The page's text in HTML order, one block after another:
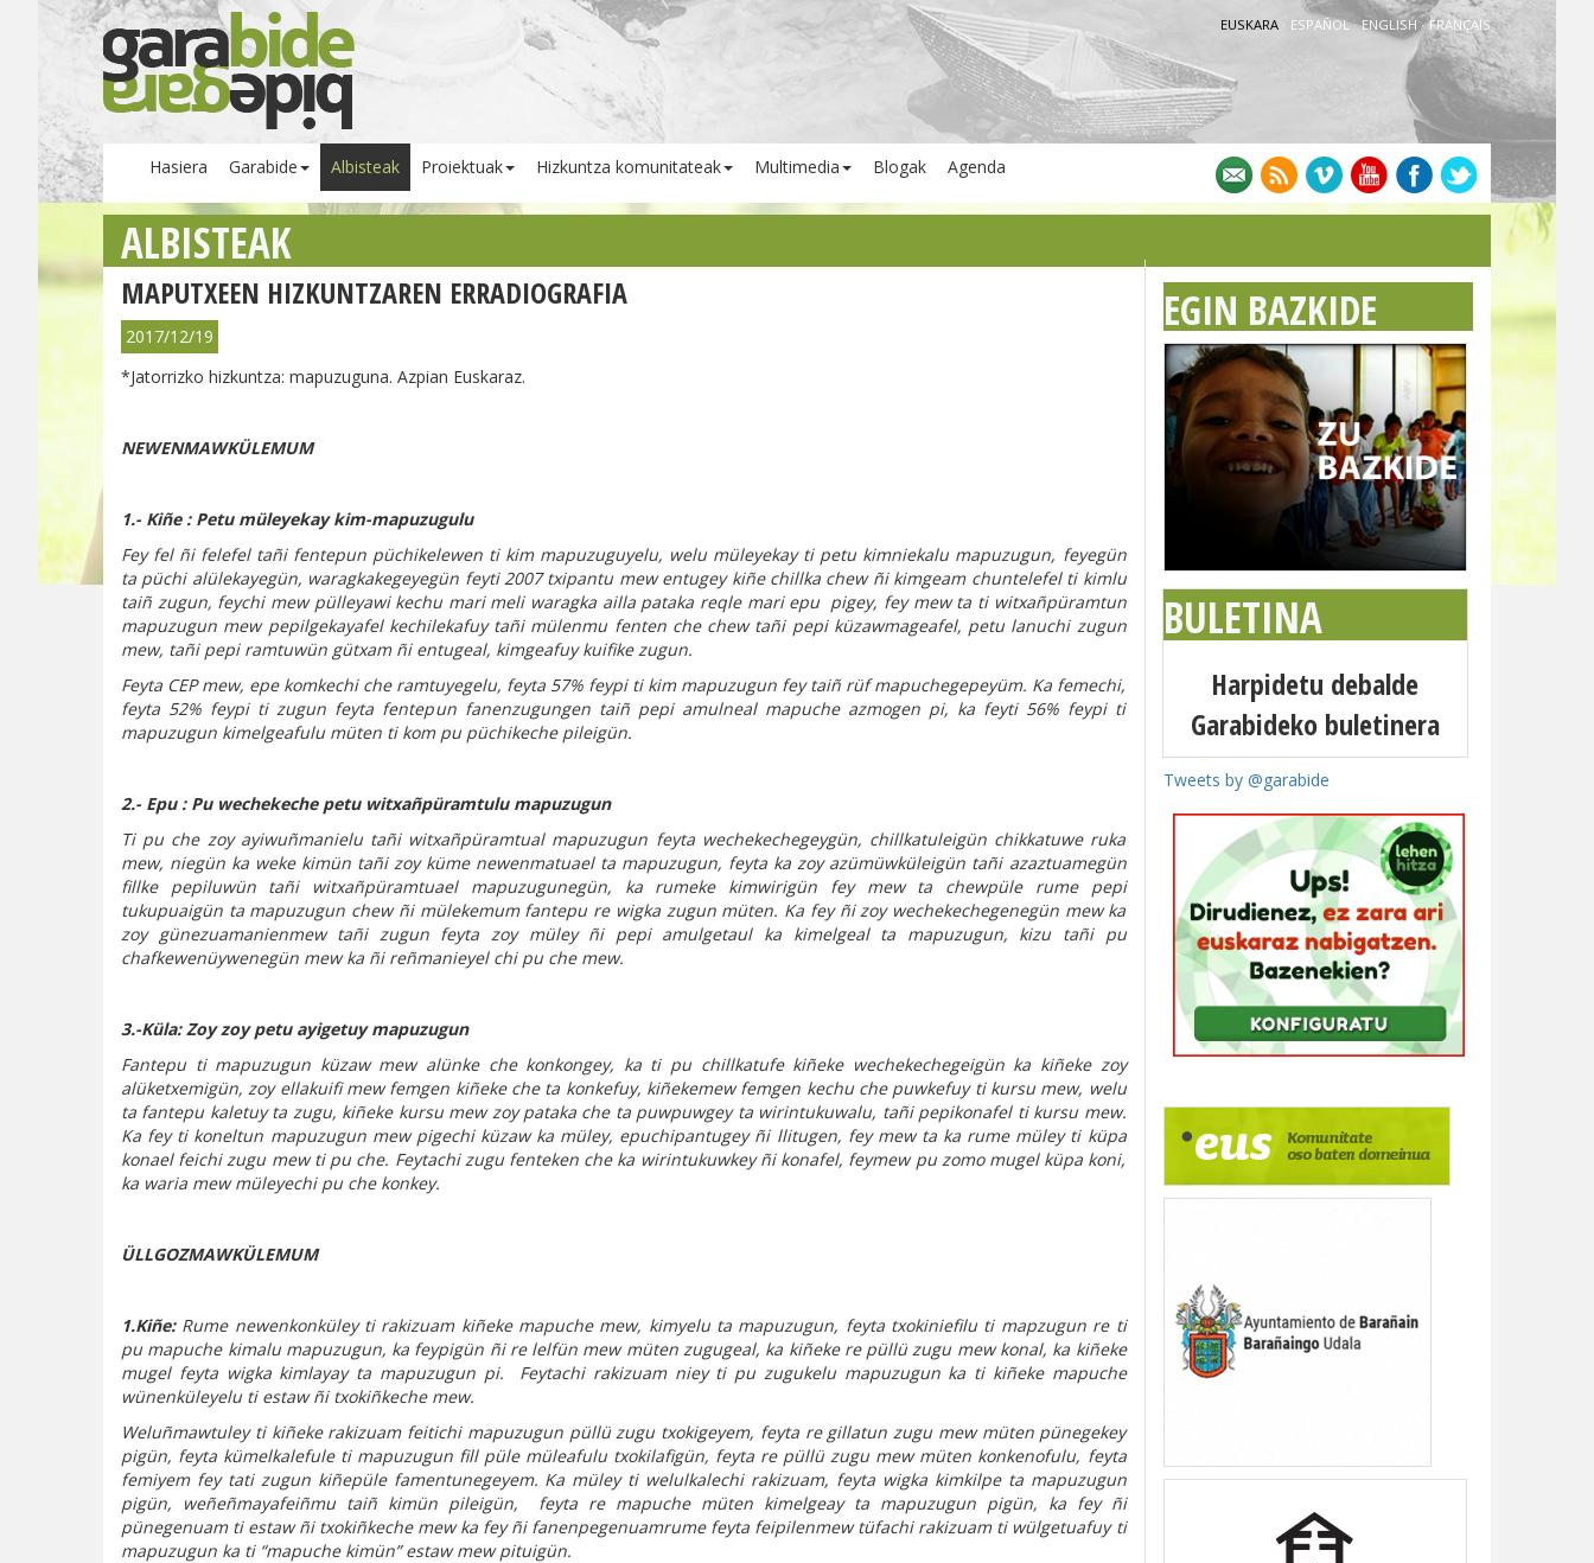
EUSKARA · ESPAÑOL· ENGLISH · FRANÇAIS
Hasiera Garabide Albisteak Proiektuak Hizkuntza komunitateak Multimedia Blogak Agenda
ALBISTEAK
MAPUTXEEN HIZKUNTZAREN ERRADIOGRAFIA
2017/12/19
*Jatorrizko hizkuntza: mapuzuguna. Azpian Euskaraz.
NEWENMAWKÜLEMUM
1.- Kiñe : Petu müleyekay kim-mapuzugulu
Fey fel ñi felefel tañi fentepun püchikelewen ti kim mapuzuguyelu, welu müleyekay ti petu kimniekalu mapuzugun, feyegün
ta püchi alülekayegün, waragkakegeyegün feyti 2007 txipantu mew entugey kiñe chillka chew ñi kimgeam chuntelefel ti kimlu
taiñ zugun, feychi mew pülleyawi kechu mari meli waragka ailla pataka reqle mari epu pigey, fey mew ta ti witxañpüramtun
mapuzugun mew pepilgekayafel kechilekafuy tañi mülenmu fenten che chew tañi pepi küzawmageafel, petu lanuchi zugun
mew, tañi pepi ramtuwün gütxam ñi entugeal, kimgeafuy kuifike zugun.
Feyta CEP mew, epe komkechi che ramtuyegelu, feyta 57% feypi ti kim mapuzugun fey taiñ rüf mapuchegepeyüm. Ka femechi,
feyta 52% feypi ti zugun feyta fentepun fanenzugungen taiñ pepi amulneal mapuche azmogen pi, ka feyti 56% feypi ti
mapuzugun kimelgeafulu müten ti kom pu püchikeche pileigün.
2.- Epu : Pu wechekeche petu witxañpüramtulu mapuzugun
Ti pu che zoy ayiwuñmanielu tañi witxañpüramtual mapuzugun feyta wechekechegeygün, chillkatuleigün chikkatuwe ruka
mew, niegün ka weke kimün tañi zoy küme newenmatuael ta mapuzugun, feyta ka zoy azümüwküleigün tañi azaztuamegün
fillke pepiluwün tañi witxañpüramtuael mapuzugunegün, ka rumeke kimwirigün fey mew ta chewpüle rume pepi
tukupuaigün ta mapuzugun chew ñi mülekemum fantepu re wigka zugun müten. Ka fey ñi zoy wechekechegenegün mew ka
zoy günezuamanienmew tañi zugun feyta zoy müley ñi pepi amulgetaul ka kimelgeal ta mapuzugun, kizu tañi pu
chafkewenüywenegün mew ka ñi reñmanieyel chi pu che mew.
3.-Küla: Zoy zoy petu ayigetuy mapuzugun
Fantepu ti mapuzugun küzaw mew alünke che konkongey, ka ti pu chillkatufe kiñeke wechekechegeigün ka kiñeke zoy
alüketxemigün, zoy ellakuifi mew femgen kiñeke che ta konkefuy, kiñekemew femgen kechu che puwkefuy ti kursu mew, welu
ta fantepu kaletuy ta zugu, kiñeke kursu mew zoy pataka che ta puwpuwgey ta wirintukuwalu, tañi pepikonafel ti kursu mew.
Ka fey ti koneltun mapuzugun mew pigechi küzaw ka müley, epuchipantugey ñi llitugen, fey mew ta ka rume müley ti küpa
konael feichi zugu mew ti pu che. Feytachi zugu fenteken che ka wirintukuwkey ñi konafel, feymew pu zomo mugel küpa koni,
ka waria mew müleyechi pu che konkey.
ÜLLGOZMAWKÜLEMUM
1.Kiñe:Rume newenkonküley ti rakizuam kiñeke mapuche mew, kimyelu ta mapuzugun, feyta txokiniefilu ti mapzugun re ti
pu mapuche kimalu mapuzugun, ka feypigün ñi re lelfün mew müten zugugeal, ka kiñeke re püllü zugu mew konal, ka kiñeke
mugel feyta wigka kimlayay ta mapuzugun pi. Feytachi rakizuam niey ti pu zugukelu mapuzugun ka ti kiñeke mapuche
wünenküleyelu ti estaw ñi txokiñkeche mew.
Weluñmawtuley ti kiñeke rakizuam feitichi mapuzugun püllü zugu txokigeyem, feyta re gillatun zugu mew müten pünegekey
pigün, feyta kümelkalefule ti mapuzugun fill püle müleafulu txokilafigün, feyta re püllü zugu mew müten konkenofulu, feyta
femiyem fey tati zugun kiñepüle famentunegeyem. Ka müley ti welulkalechi rakizuam, feyta wigka kimkilpe ta mapuzugun
pigün, weñeñmayafeiñmu taiñ kimün pileigün, feyta re mapuche müten kimelgeay ta mapuzugun pigün, ka fey ñi
pünegenuam ti estaw ñi txokiñkeche mew ka fey ñi fanenpegenuamrume feyta feipilenmew tüfachi rakizuam ti wülgetuafuy ti
mapuzugun ka ti “mapuche kimün” estaw mew pituigün.
EGIN BAZKIDE
BULETINA
Harpidetu debalde
Garabideko buletinera
Tweets by @garabide